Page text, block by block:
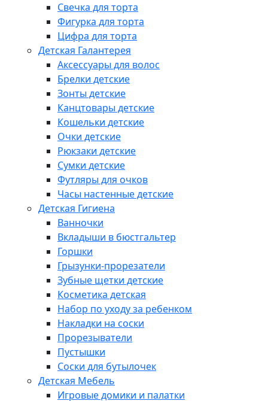
Свечка для торта
Фигурка для торта
Цифра для торта
Детская Галантерея
Аксессуары для волос
Брелки детские
Зонты детские
Канцтовары детские
Кошельки детские
Очки детские
Рюкзаки детские
Сумки детские
Футляры для очков
Часы настенные детские
Детская Гигиена
Ванночки
Вкладыши в бюстгальтер
Горшки
Грызунки-прорезатели
Зубные щетки детские
Косметика детская
Набор по уходу за ребенком
Накладки на соски
Прорезыватели
Пустышки
Соски для бутылочек
Детская Мебель
Игровые домики и палатки